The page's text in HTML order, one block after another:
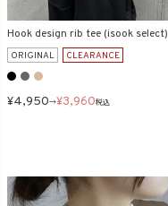
Hook design rib tee (isook select)
ORIGINAL CLEARANCE
¥4,950→¥3,960税込